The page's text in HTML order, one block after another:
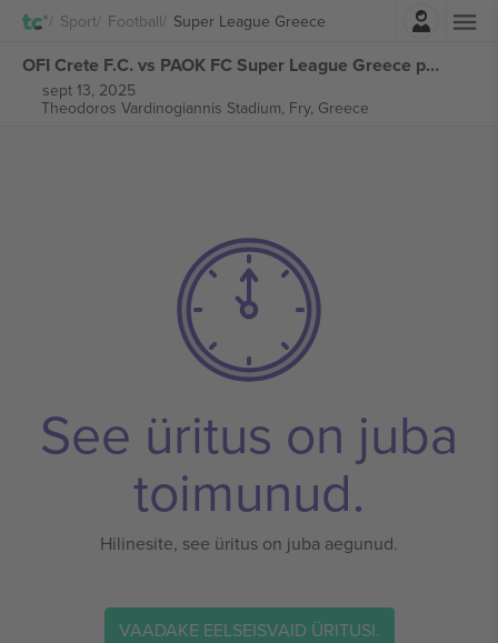
Sport Football Super League Greece
Logi sisse
OFI Crete F.C. vs PAOK FC Super League Greece piletid
sept 13, 2025
Theodoros Vardinogiannis Stadium, Fry, Greece
See üritus on juba
toimunud.
Hilinesite, see üritus on juba aegunud.
VAADAKE EELSEISVAID ÜRITUSI.